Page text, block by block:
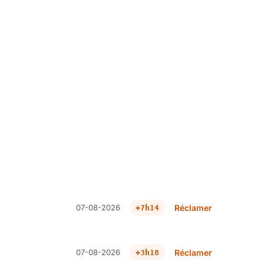
07-08-2026 +7h14 Réclamer
07-08-2026 +3h18 Réclamer